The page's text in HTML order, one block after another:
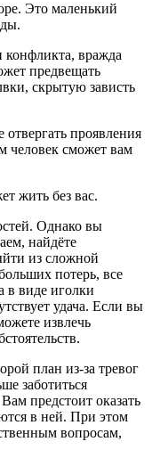
Это маленький
вражда
предвещать
скрытую зависть
проявления
человек сможет вам
жить без вас.
Однако вы
найдёте
из сложной
потерь, все
в виде иголки
удача. Если вы
извлечь
план из-за тревог
заботиться
предстоит оказать
в ней. При этом
вопросам,